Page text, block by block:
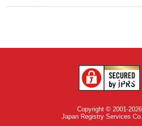
Copyright © 2001-2026
Japan Registry Services